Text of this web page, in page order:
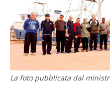
La foto pubblicata dal